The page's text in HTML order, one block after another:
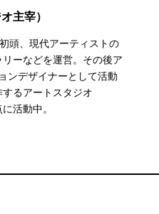
主宰）
頭、現代アーティストの
ーなどを運営。その後ア
ンデザイナーとして活動
るアートスタジオ
活動中。